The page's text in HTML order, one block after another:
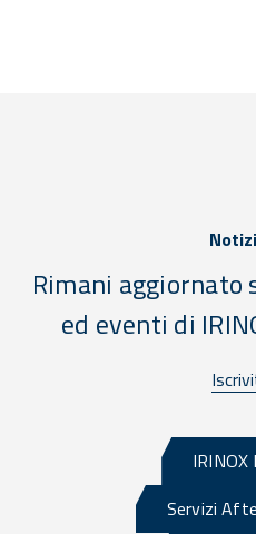
Rimani
ed eventi di
IRINOX
Servizi